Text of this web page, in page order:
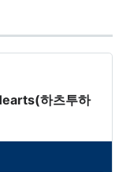
하츠투하